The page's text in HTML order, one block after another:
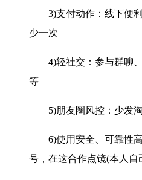
3)支付动作：线下便利
少一次
4)轻社交：参与群聊、
等
5)朋友圈风控：少发淘
6)使用安全、可靠性高
号，在这合作点镜(本人自